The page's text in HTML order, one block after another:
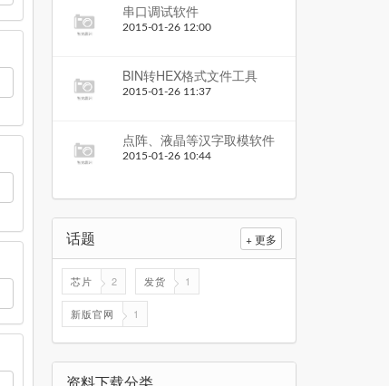
串口调试软件
2015-01-26 12:00
BIN转HEX格式文件工具
2015-01-26 11:37
点阵、液晶等汉字取模软件
2015-01-26 10:44
+ 更多
话题
芯片 2 发货 1
新版官网 1